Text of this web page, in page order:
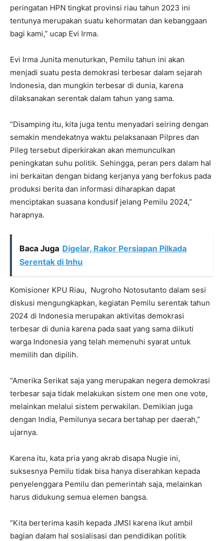
peringatan HPN tingkat provinsi riau tahun 2023 ini
tentunya merupakan suatu kehormatan dan kebanggaan
bagi kami,” ucap Evi Irma.
Evi Irma Junita menuturkan, Pemilu tahun ini akan
menjadi suatu pesta demokrasi terbesar dalam sejarah
Indonesia, dan mungkin terbesar di dunia, karena
dilaksanakan serentak dalam tahun yang sama.
“Disamping itu, kita juga tentu menyadari seiring dengan
semakin mendekatnya waktu pelaksanaan Pilpres dan
Pileg tersebut diperkirakan akan memunculkan
peningkatan suhu politik. Sehingga, peran pers dalam hal
ini berkaitan dengan bidang kerjanya yang berfokus pada
produksi berita dan informasi diharapkan dapat
menciptakan suasana kondusif jelang Pemilu 2024,”
harapnya.
Baca Juga Digelar, Rakor Persiapan Pilkada
Serentak di Inhu
Komisioner KPU Riau, Nugroho Notosutanto dalam sesi
diskusi mengungkapkan, kegiatan Pemilu serentak tahun
2024 di Indonesia merupakan aktivitas demokrasi
terbesar di dunia karena pada saat yang sama diikuti
warga Indonesia yang telah memenuhi syarat untuk
memilih dan dipilih.
“Amerika Serikat saja yang merupakan negera demokrasi
terbesar saja tidak melakukan sistem one men one vote,
melainkan melalui sistem perwakilan. Demikian juga
dengan India, Pemilunya secara bertahap per daerah,”
ujarnya.
Karena itu, kata pria yang akrab disapa Nugie ini,
suksesnya Pemilu tidak bisa hanya diserahkan kepada
penyelenggara Pemilu dan pemerintah saja, melainkan
harus didukung semua elemen bangsa.
“Kita berterima kasih kepada JMSI karena ikut ambil
bagian dalam hal sosialisasi dan pendidikan politik